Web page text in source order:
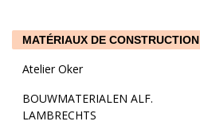
MATÉRIAUX DE CONSTRUCTION
Atelier Oker
BOUWMATERIALEN ALF.
LAMBRECHTS